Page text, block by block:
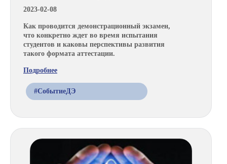
2023-02-08
Как проводится демонстрационный экзамен,
что конкретно ждет во время испытания
студентов и каковы перспективы развития
такого формата аттестации.
Подробнее
#СобытиеДЭ